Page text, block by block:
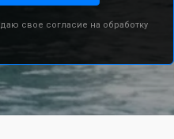
свое согласие на обработку